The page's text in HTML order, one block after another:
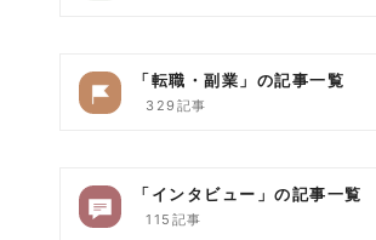
「転職・副業」の記事一覧
329記事
「インタビュー」の記事一覧
115記事